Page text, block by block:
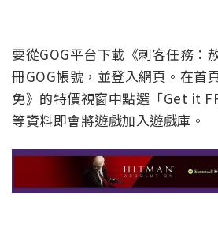
要從GOG平台下載《刺客任務：
冊GOG帳號，並登入網頁。在首
免》的特價視窗中點選「Get it
等資料即會將遊戲加入遊戲庫。